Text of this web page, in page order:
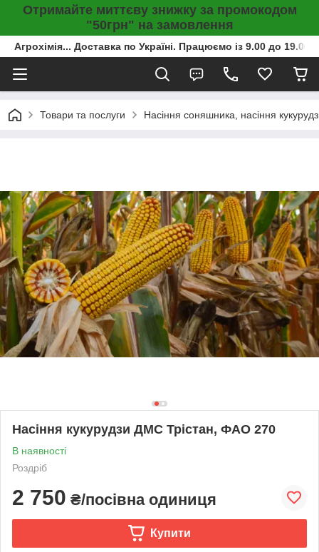
Отримайте миттєву знижку за промокодом
"50грн" на замовлення
Агрохімія... Доставка по Україні. Працюємо із 9.00 до
Товари та послуги Насіння соняшника, насіння
Насіння кукурудзи ДМС Трістан, ФАО 270
В наявності
Роздріб
2 750 ₴/посівна одиниця
Купити